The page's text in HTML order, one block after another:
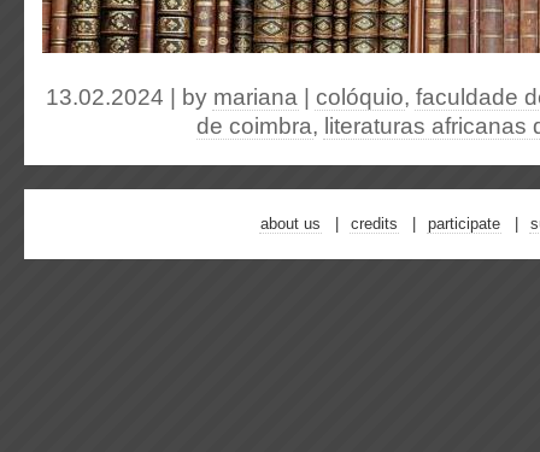
13.02.2024 | by mariana colóquio, faculdade
de coimbra, literaturas
about us credits participate